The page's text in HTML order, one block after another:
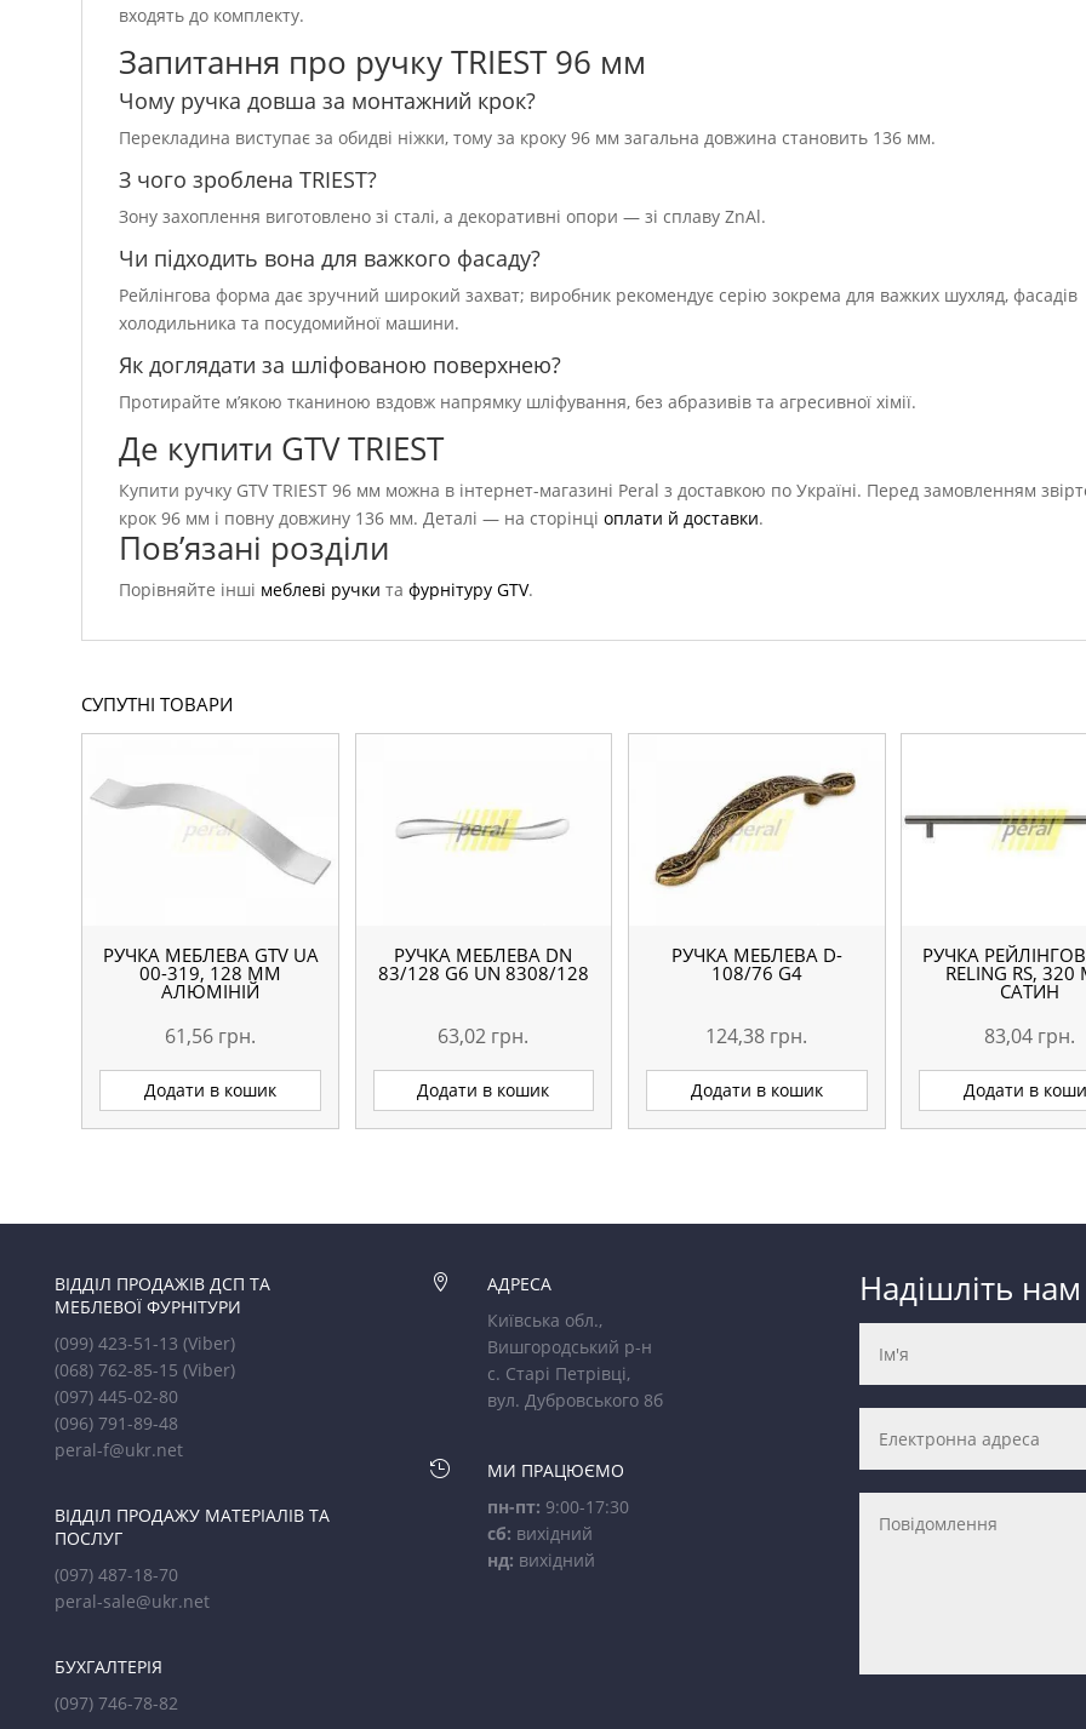
входять до комплекту.
Запитання про ручку TRIEST 96 мм
Чому ручка довша за монтажний крок?
Перекладина виступає за обидві ніжки, тому за кроку 96 мм загальна довжина становить 136 мм.
З чого зроблена TRIEST?
Зону захоплення виготовлено зі сталі, а декоративні опори — зі сплаву ZnAl.
Чи підходить вона для важкого фасаду?
Рейлінгова форма дає зручний широкий захват; виробник рекомендує серію зокрема для важких шухляд, фасадів
холодильника та посудомийної машини.
Як доглядати за шліфованою поверхнею?
Протирайте м’якою тканиною вздовж напрямку шліфування, без абразивів та агресивної хімії.
Де купити GTV TRIEST
Купити ручку GTV TRIEST 96 мм можна в інтернет-магазині Peral з доставкою по Україні. Перед замовленням
крок 96 мм і повну довжину 136 мм. Деталі — на сторінціоплати й доставки.
Пов’язані розділи
Порівняйте інші меблеві ручки тафурнітуру GTV.
СУПУТНІ ТОВАРИ
РУЧКА МЕБЛЕВА GTV UA
00-319, 128 ММ
АЛЮМІНІЙ
61,56 грн.
Додати в кошик
РУЧКА МЕБЛЕВА DN
83/128 G6 UN 8308/128
63,02 грн.
Додати в кошик
РУЧКА МЕБЛЕВА D-
108/76 G4
124,38 грн.
Додати в кошик
РУЧКА
RELING RS,
САТИН
83,04 грн.
Додати в
ВІДДІЛ ПРОДАЖІВ ДСП ТА
МЕБЛЕВОЇ ФУРНІТУРИ
(099) 423-51-13(Viber)
(068) 762-85-15(Viber)
(097) 445-02-80
(096) 791-89-48
peral-f@ukr.net
ВІДДІЛ ПРОДАЖУ МАТЕРІАЛІВ ТА
ПОСЛУГ
(097) 487-18-70
peral-sale@ukr.net
БУХГАЛТЕРІЯ
(097) 746-78-82

АДРЕСА
Київська обл.,
Вишгородський р-н
с. Старі Петрівці,
вул. Дубровського 8б

МИ ПРАЦЮЄМО
пн-пт: 9:00-17:30
сб: вихідний
нд: вихідний
Надішліть